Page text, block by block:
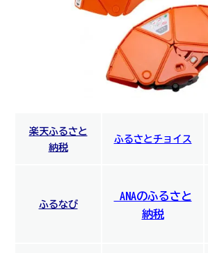
楽天ふるさと
納税
ふるさとチョイス
ふるなび
ANAのふるさと
納税